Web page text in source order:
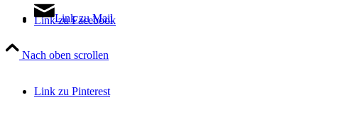
Link zu Facebook
Link zu Pinterest
Link zu Mail
Nach oben scrollen